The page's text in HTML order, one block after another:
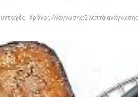
Χρόνος Ανάγνωσης:2 λεπτά ανάγνωσης